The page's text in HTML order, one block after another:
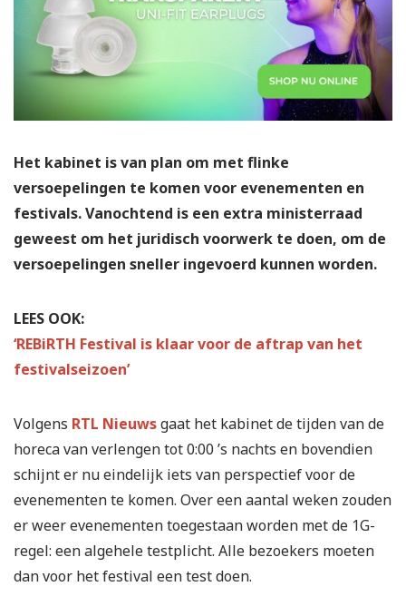
Het kabinet is van plan om met flinke
versoepelingen te komen voor evenementen en
festivals. Vanochtend is een extra ministerraad
geweest om het juridisch voorwerk te doen, om de
versoepelingen sneller ingevoerd kunnen worden.
LEES OOK:
‘REBiRTH Festival is klaar voor de aftrap van het
festivalseizoen’
Volgens RTL Nieuwsgaat het kabinet de tijden van de
horeca van verlengen tot 0:00 ’s nachts en bovendien
schijnt er nu eindelijk iets van perspectief voor de
evenementen te komen. Over een aantal weken zouden
er weer evenementen toegestaan worden met de 1G-
regel: een algehele testplicht. Alle bezoekers moeten
dan voor het festival een test doen.